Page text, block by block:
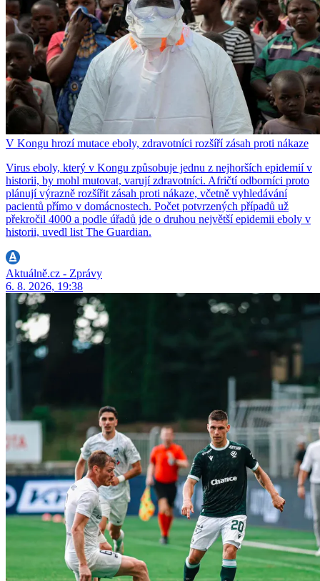
V Kongu hrozí mutace eboly, zdravotníci rozšíří zásah proti nákaze
Virus eboly, který v Kongu způsobuje jednu z nejhorších epidemií v
historii, by mohl mutovat, varují zdravotníci. Afričtí odborníci proto
plánují výrazně rozšířit zásah proti nákaze, včetně vyhledávání
pacientů přímo v domácnostech. Počet potvrzených případů už
překročil 4000 a podle úřadů jde o druhou největší epidemii eboly v
historii, uvedl list The Guardian.
Aktuálně.cz - Zprávy
6. 8. 2026, 19:38